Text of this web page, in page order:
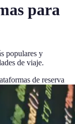
para
populares y
de viaje.
de reserva